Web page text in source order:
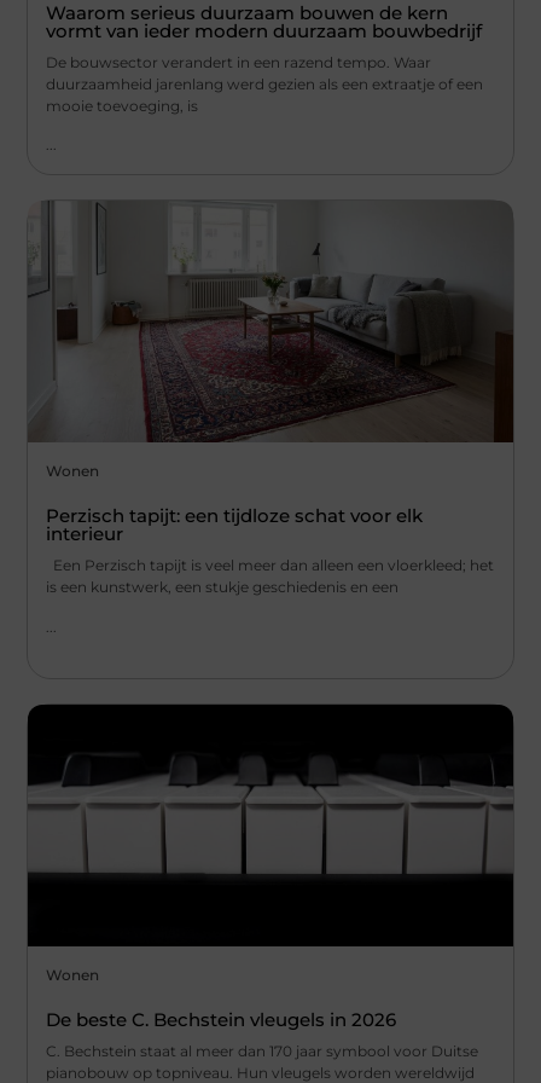
Waarom serieus duurzaam bouwen de kern
vormt van ieder modern duurzaam bouwbedrijf
De bouwsector verandert in een razend tempo. Waar
duurzaamheid jarenlang werd gezien als een extraatje of een
mooie toevoeging, is
...
Wonen
Perzisch tapijt: een tijdloze schat voor elk
interieur
Een Perzisch tapijt is veel meer dan alleen een vloerkleed; het
is een kunstwerk, een stukje geschiedenis en een
Wonen
De beste C. Bechstein vleugels in 2026
C. Bechstein staat al meer dan 170 jaar symbool voor Duitse
pianobouw op topniveau. Hun vleugels worden wereldwijd